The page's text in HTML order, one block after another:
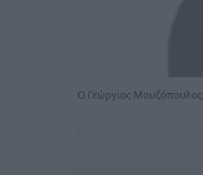
Ο Γεώργιος Μουζόπουλος